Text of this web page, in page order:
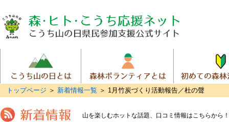
トップページ ＞ 新着情報一覧 ＞ 1月竹炭づくり活動報告／杜の聲
山を楽しむホットな話題、 口コミ情報はこちらから！